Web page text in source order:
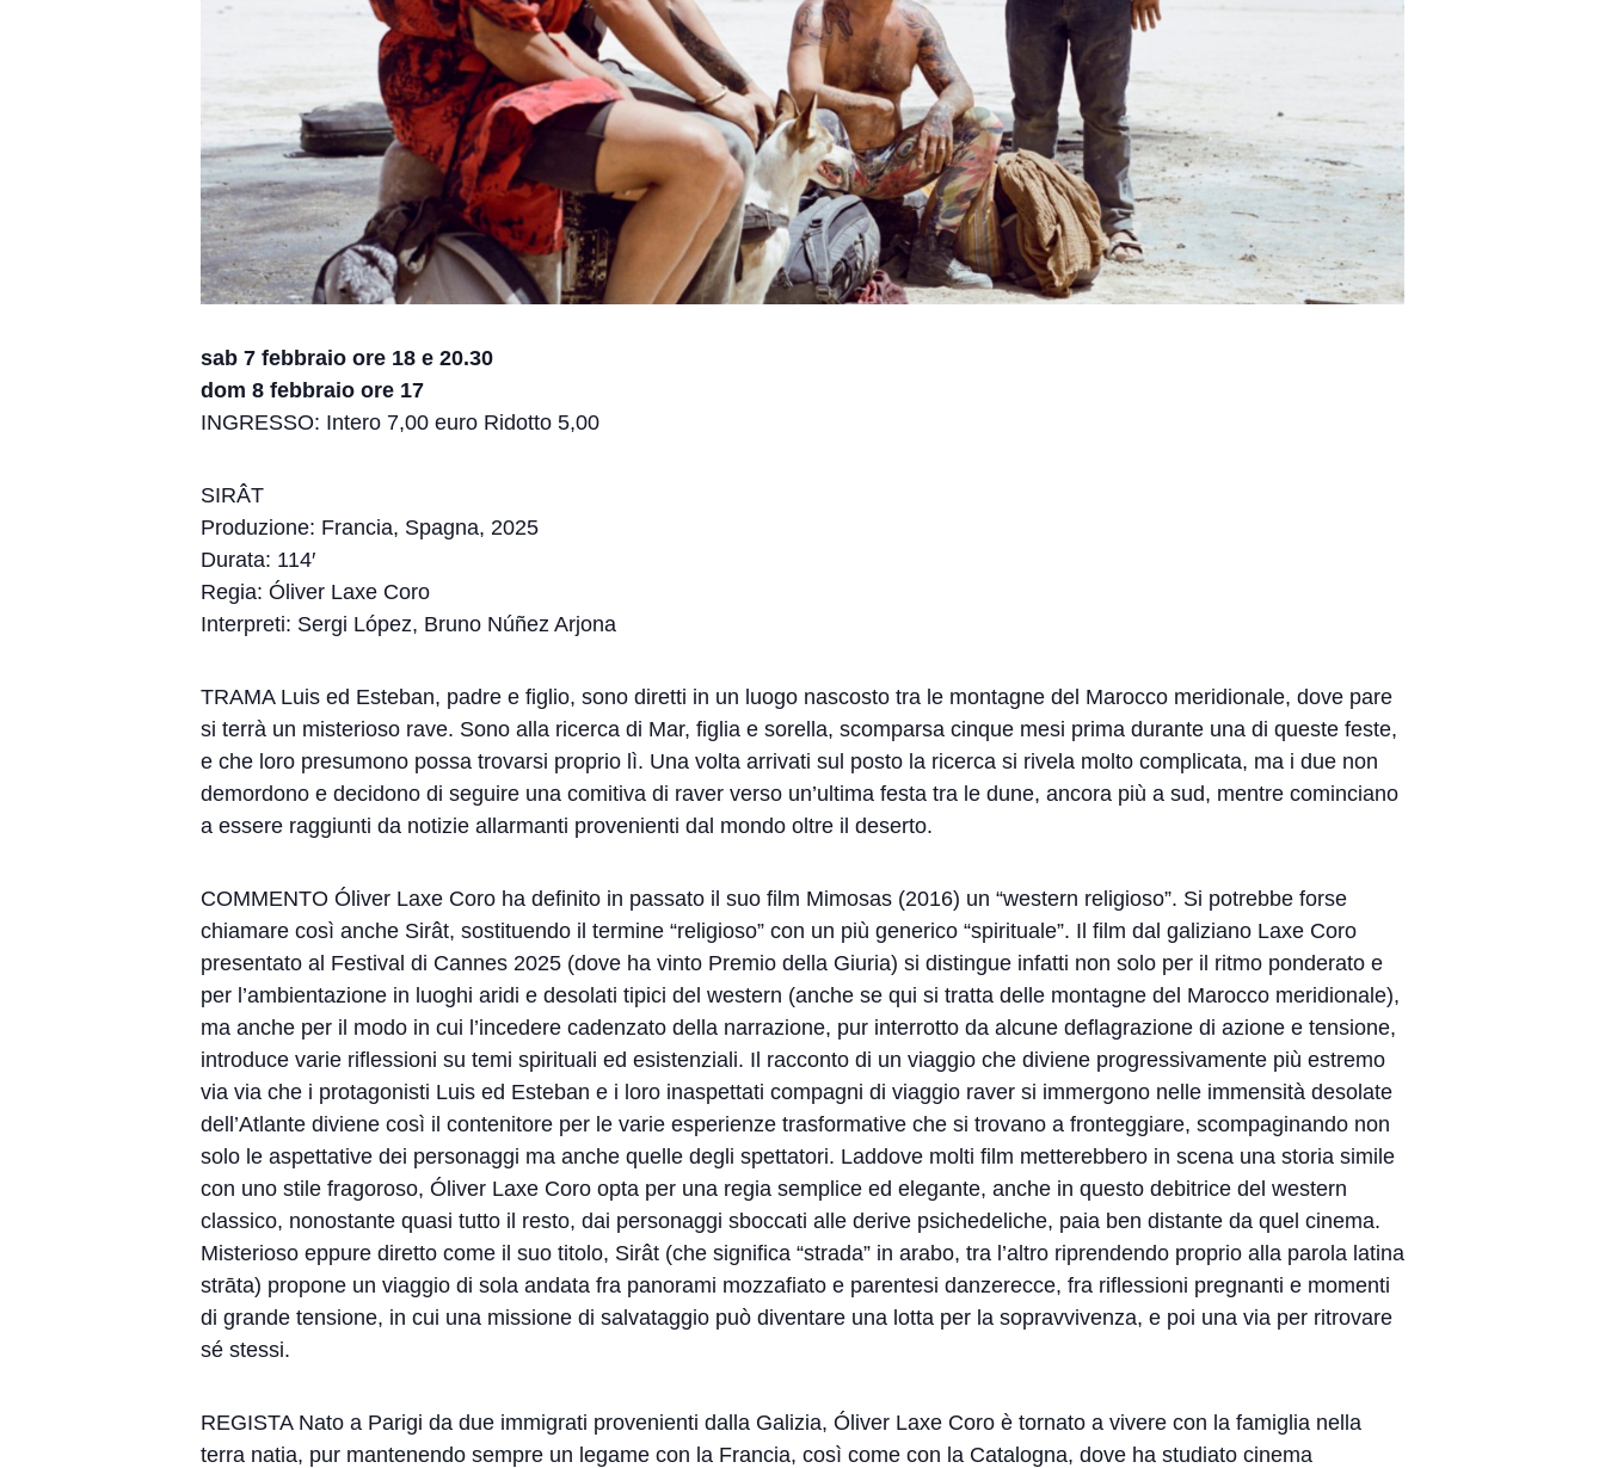
sab 7 febbraio ore 18 e 20.30
dom 8 febbraio ore 17
INGRESSO: Intero 7,00 euro Ridotto 5,00
SIRÂT
Produzione: Francia, Spagna, 2025
Durata: 114′
Regia: Óliver Laxe Coro
Interpreti: Sergi López, Bruno Núñez Arjona
TRAMA Luis ed Esteban, padre e figlio, sono diretti in un luogo nascosto tra le montagne del Marocco meridionale, dove pare
si terrà un misterioso rave. Sono alla ricerca di Mar, figlia e sorella, scomparsa cinque mesi prima durante una di queste feste,
e che loro presumono possa trovarsi proprio lì. Una volta arrivati sul posto la ricerca si rivela molto complicata, ma i due non
demordono e decidono di seguire una comitiva di raver verso un’ultima festa tra le dune, ancora più a sud, mentre cominciano
a essere raggiunti da notizie allarmanti provenienti dal mondo oltre il deserto.
COMMENTO Óliver Laxe Coro ha definito in passato il suo film Mimosas (2016) un “western religioso”. Si potrebbe forse
chiamare così anche Sirât, sostituendo il termine “religioso” con un più generico “spirituale”. Il film dal galiziano Laxe Coro
presentato al Festival di Cannes 2025 (dove ha vinto Premio della Giuria) si distingue infatti non solo per il ritmo ponderato e
per l’ambientazione in luoghi aridi e desolati tipici del western (anche se qui si tratta delle montagne del Marocco meridionale),
ma anche per il modo in cui l’incedere cadenzato della narrazione, pur interrotto da alcune deflagrazione di azione e tensione,
introduce varie riflessioni su temi spirituali ed esistenziali. Il racconto di un viaggio che diviene progressivamente più estremo
via via che i protagonisti Luis ed Esteban e i loro inaspettati compagni di viaggio raver si immergono nelle immensità desolate
dell’Atlante diviene così il contenitore per le varie esperienze trasformative che si trovano a fronteggiare, scompaginando non
solo le aspettative dei personaggi ma anche quelle degli spettatori. Laddove molti film metterebbero in scena una storia simile
con uno stile fragoroso, Óliver Laxe Coro opta per una regia semplice ed elegante, anche in questo debitrice del western
classico, nonostante quasi tutto il resto, dai personaggi sboccati alle derive psichedeliche, paia ben distante da quel cinema.
Misterioso eppure diretto come il suo titolo, Sirât (che significa “strada” in arabo, tra l’altro riprendendo proprio alla parola latina
strāta) propone un viaggio di sola andata fra panorami mozzafiato e parentesi danzerecce, fra riflessioni pregnanti e momenti
di grande tensione, in cui una missione di salvataggio può diventare una lotta per la sopravvivenza, e poi una via per ritrovare
sé stessi.
REGISTA Nato a Parigi da due immigrati provenienti dalla Galizia, Óliver Laxe Coro è tornato a vivere con la famiglia nella
terra natia, pur mantenendo sempre un legame con la Francia, così come con la Catalogna, dove ha studiato cinema